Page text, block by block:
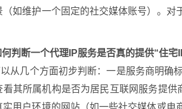
（如维护一个固定的社交媒体账号）。
判断一个代理IP服务是否真的提供“住宅
从几个方面初步判断：一是服务商明确
看其所属机构是否为居民互联网服务提
实用户环境的网站（如一些社交媒体或电